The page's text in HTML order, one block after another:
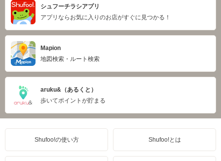
シュフーチラシアプリ
アプリならお気に入りのお店がすぐに見つかる！
Mapion
地図検索・ルート検索
aruku&（あるくと）
歩いてポイントが貯まる
Shufoo!の使い方 Shufoo!とは